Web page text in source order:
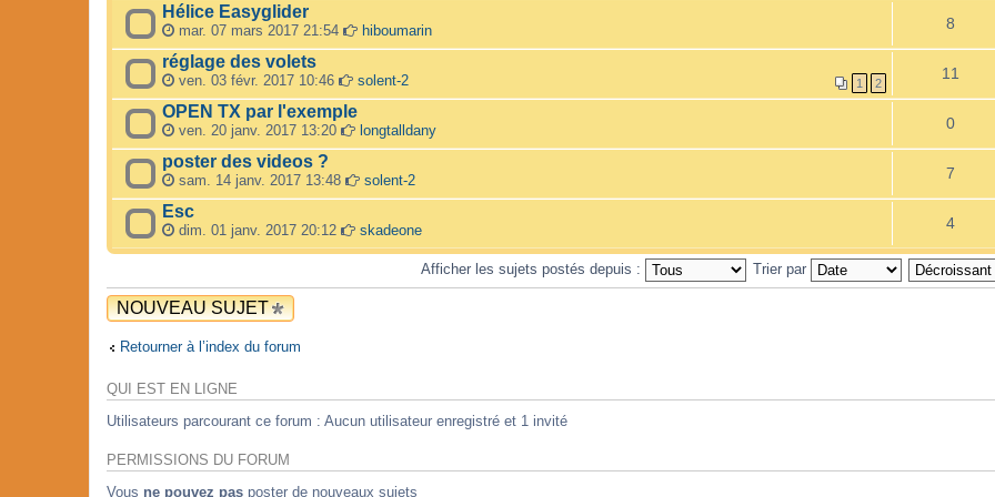
Hélice Easyglider
mar. 07 mars 2017 21:54 hiboumarin 8
réglage des volets
1 2
ven. 03 févr. 2017 10:46 solent-2 11
OPEN TX par l'exemple
ven. 20 janv. 2017 13:20 longtalldany 0
poster des videos ?
sam. 14 janv. 2017 13:48 solent-2 7
Esc
dim. 01 janv. 2017 20:12 skadeone 4
Afficher les sujets postés depuis : Trier par
NOUVEAU SUJET
Retourner à l’index du forum
QUI EST EN LIGNE
Utilisateurs parcourant ce forum : Aucun utilisateur enregistré et 1 invité
PERMISSIONS DU FORUM
Vous ne pouvez pas poster de nouveaux sujets